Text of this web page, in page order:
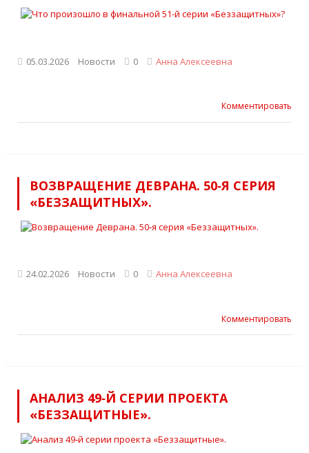
05.03.2026 Новости 0 Анна Алексеевна
Комментировать
ВОЗВРАЩЕНИЕ ДЕВРАНА. 50‑Я СЕРИЯ
«БЕЗЗАЩИТНЫХ».
24.02.2026 Новости 0 Анна Алексеевна
Комментировать
АНАЛИЗ 49‑Й СЕРИИ ПРОЕКТА
«БЕЗЗАЩИТНЫЕ».